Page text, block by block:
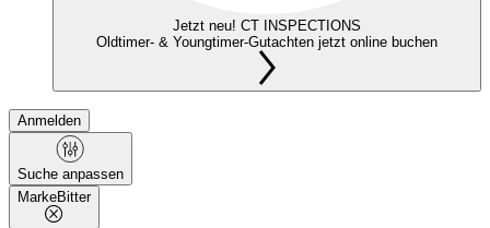
Jetzt neu! CT INSPECTIONS
Oldtimer- & Youngtimer-Gutachten jetzt online buchen
Anmelden
Suche anpassen
MarkeBitter